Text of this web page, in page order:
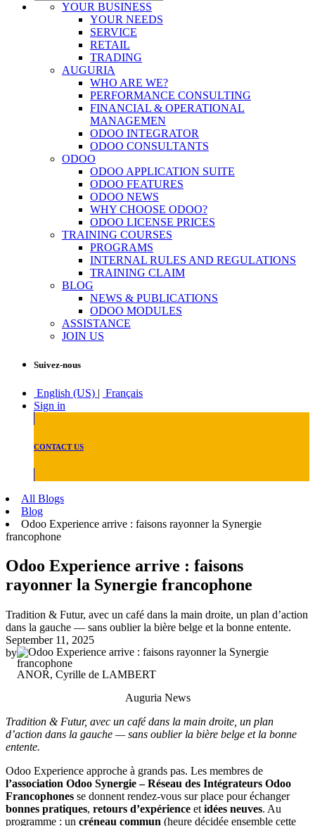
YOUR BUSINESS
YOUR NEEDS
SERVICE
RETAIL
TRADING
AUGURIA
WHO ARE WE?
PERFORMANCE CONSULTING
FINANCIAL & OPERATIONAL
MANAGEMEN
ODOO INTEGRATOR
ODOO CONSULTANTS
ODOO
ODOO APPLICATION SUITE
ODOO FEATURES
ODOO NEWS
WHY CHOOSE ODOO?
ODOO LICENSE PRICES
TRAINING COURSES
PROGRAMS
INTERNAL RULES AND REGULATIONS
TRAINING CLAIM
BLOG
NEWS & PUBLICATIONS
ODOO MODULES
ASSISTANCE
JOIN US
Suivez-nous
English (US) | Français
Sign in
CONTACT US
All Blogs
Blog
Odoo Experience arrive : faisons rayonner la Synergie
francophone
Odoo Experience arrive : faisons
rayonner la Synergie francophone
Tradition & Futur, avec un café dans la main droite, un plan d’action
dans la gauche — sans oublier la bière belge et la bonne entente.
September 11, 2025
by
ANOR, Cyrille de LAMBERT
Auguria News
Tradition & Futur, avec un café dans la main droite, un plan
d’action dans la gauche — sans oublier la bière belge et la bonne
entente.
Odoo Experience approche à grands pas. Les membres de
l’association Odoo Synergie – Réseau des Intégrateurs Odoo
Francophones se donnent rendez‑vous sur place pour échanger
bonnes pratiques, retours d’expérience et idées neuves. Au
programme : un créneau commun (heure décidée ensemble cette